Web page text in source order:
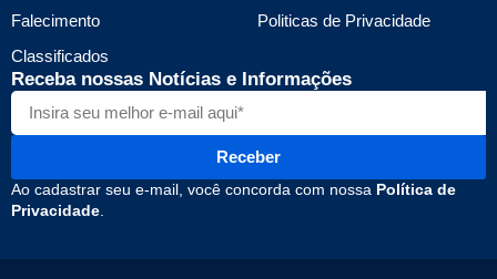
Falecimento
Classificados
Politicas de Privacidade
Receba nossas Notícias e Informações
Receber
Ao cadastrar seu e-mail, você concorda com nossa Política de
Privacidade